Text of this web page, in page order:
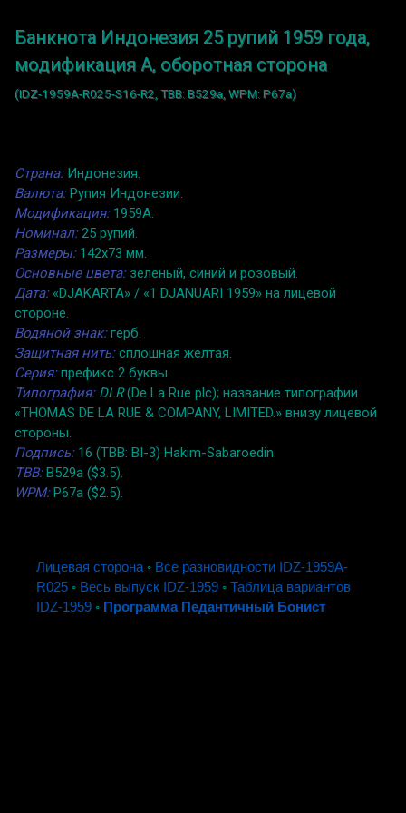
Банкнота Индонезия 25 рупий 1959 года,
модификация A, оборотная сторона
(IDZ-1959A-R025-S16-R2, TBB: B529a, WPM: P67a)
Страна:Индонезия.
Валюта:Рупия Индонезии.
Модификация:1959A.
Номинал:25 рупий.
Размеры:142x73 мм.
Основные цвета:зеленый, синий и розовый.
Дата:«DJAKARTA» / «1 DJANUARI 1959» на лицевой
стороне.
Водяной знак:герб.
Защитная нить:сплошная желтая.
Серия:префикс 2 буквы.
Типография: DLR(De La Rue plc); название типографии
«THOMAS DE LA RUE & COMPANY, LIMITED.» внизу лицевой
стороны.
Подпись:16 (TBB: BI-3) Hakim-Sabaroedin.
TBB:B529a ($3.5).
WPM:P67a ($2.5).
Лицевая сторона◦ Все разновидности IDZ-1959A-
R025 ◦ Весь выпуск IDZ-1959 ◦ Таблица вариантов
IDZ-1959 ◦ Программа Педантичный Бонист